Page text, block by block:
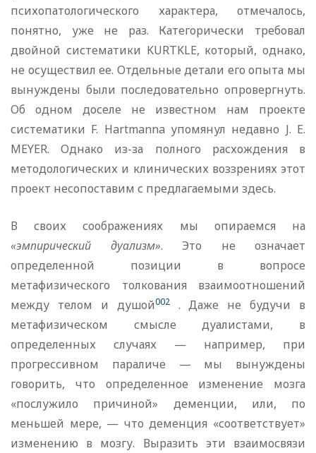
психопатологического характера, отмечалось,
понятно, уже не раз. Категорически требовал
двойной систематики KURTKLE, который, однако,
не осуществил ее. Отдельные детали его опыта мы
вынуждены были последовательно опровергнуть.
Об одном доселе не известном нам проекте
систематики F. Hartmanna упомянул недавно J. E.
MEYER. Однако из-за полного расхождения в
методологических и клинических воззрениях этот
проект несопоставим с предлагаемыми здесь.
В своих соображениях мы опираемся на
«эмпирический
дуализм». Это не означает
определенной позиции в вопросе
метафизического толкования взаимоотношений
между телом и душой002. Даже не будучи в
метафизическом смысле дуалистами, в
определенных случаях — например, при
прогрессивном параличе — мы вынуждены
говорить, что определенное изменение мозга
«послужило причиной» деменции, или, по
меньшей мере, — что деменция «соответствует»
изменению в мозгу. Выразить эти взаимосвязи